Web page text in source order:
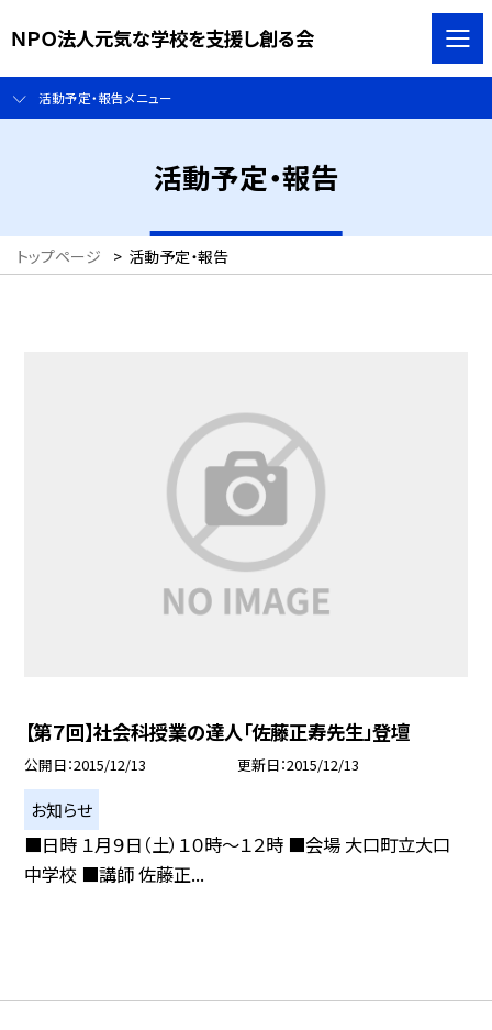
ＮＰＯ法人元気な学校を支援し創る会
活動予定・報告メニュー
活動予定・報告
トップページ > 活動予定・報告
【第７回】社会科授業の達人「佐藤正寿先生」登壇
公開日 2015/12/13 更新日 2015/12/13
お知らせ
■日時 １月９日（土）１０時〜１２時 ■会場 大口町立大口
中学校 ■講師 佐藤正...